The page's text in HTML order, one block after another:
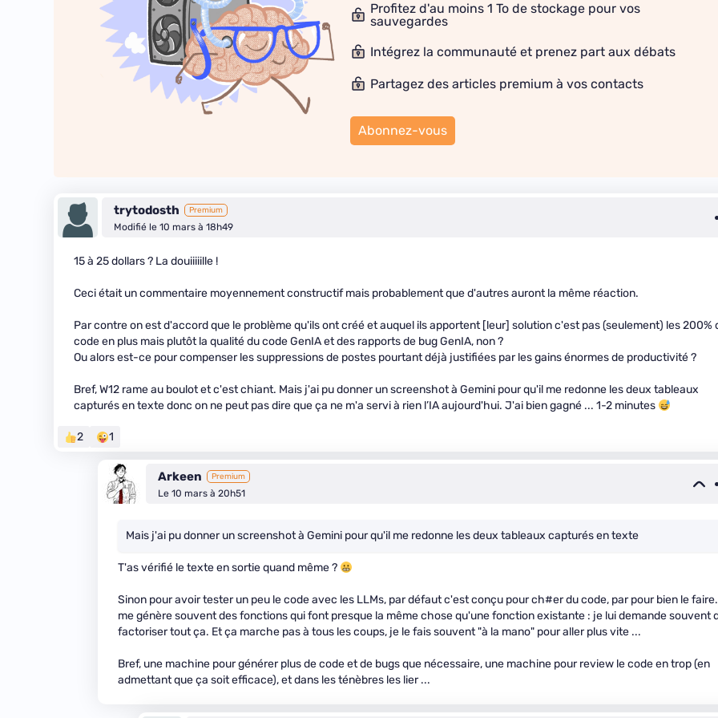
Profitez d'au moins 1 To de stockage pour vos
sauvegardes
Intégrez la communauté et prenez part aux débats
Partagez des articles premium à vos contacts
Abonnez-vous
trytodosth Premium
Modifié le 10 mars à 18h49
15 à 25 dollars ? La douiiiiille !
Ceci était un commentaire moyennement constructif mais probablement que d'autres auront la même réaction.
Par contre on est d'accord que le problème qu'ils ont créé et auquel ils apportent [leur] solution c'est pas (seulement) les 200%
code en plus mais plutôt la qualité du code GenIA et des rapports de bug GenIA, non ?
Ou alors est-ce pour compenser les suppressions de postes pourtant déjà justifiées par les gains énormes de productivité ?
Bref, W12 rame au boulot et c'est chiant. Mais j'ai pu donner un screenshot à Gemini pour qu'il me redonne les deux tableaux
capturés en texte donc on ne peut pas dire que ça ne m'a servi à rien l’IA aujourd'hui. J'ai bien gagné ... 1-2 minutes
2 1
Arkeen Premium
Le 10 mars à 20h51
Mais j'ai pu donner un screenshot à Gemini pour qu'il me redonne les deux tableaux capturés en texte
T'as vérifié le texte en sortie quand même ?
Sinon pour avoir tester un peu le code avec les LLMs, par défaut c'est conçu pour ch#er du code, par pour bien le
me génère souvent des fonctions qui font presque la même chose qu'une fonction existante : je lui demande souvent
factoriser tout ça. Et ça marche pas à tous les coups, je le fais souvent "à la mano" pour aller plus vite ...
Bref, une machine pour générer plus de code et de bugs que nécessaire, une machine pour review le code en trop (en
admettant que ça soit efficace), et dans les ténèbres les lier ...